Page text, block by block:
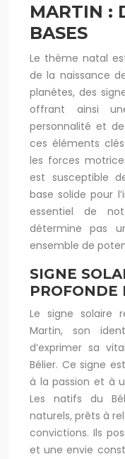
MARTIN :
BASES
Le thème natal
de la naissance
planètes, des
offrant ainsi
personnalité et
ces éléments
les forces
est susceptible
base solide pour
essentiel de
détermine pas
ensemble de
SIGNE
PROFONDE
Le signe solaire
Martin, son
d’exprimer sa
Bélier. Ce signe
à la passion et à
Les natifs du
naturels, prêts à
convictions. Ils
et une envie